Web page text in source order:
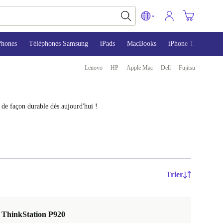
Téléphones Samsung iPads MacBooks iPhone 13
Lenovo HP Apple Mac Dell Fujitsu
façon durable dès aujourd'hui !
Trier
P920